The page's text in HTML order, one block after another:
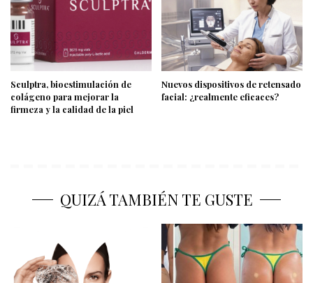
Sculptra, bioestimulación de
colágeno para mejorar la
firmeza y la calidad de la piel
Nuevos dispositivos de retensado
facial: ¿realmente eficaces?
QUIZÁ TAMBIÉN TE GUSTE